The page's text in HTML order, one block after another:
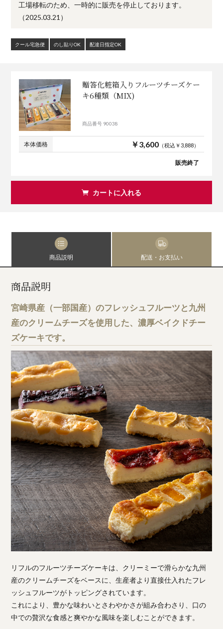
工場移転のため、一時的に販売を停止しております。
（2025.03.21）
クール宅急便 のし貼りOK 配達日指定OK
贈答化粧箱入りフルーツチーズケー
キ6種類（MIX)
商品番号 90038
本体価格 ￥3,600（税込￥3,888）
販売終了
カートに入れる
商品説明 配送・お支払い
商品説明
宮崎県産（一部国産）のフレッシュフルーツと九州
産のクリームチーズを使用した、濃厚ベイクドチー
ズケーキです。
リフルのフルーツチーズケーキは、クリーミーで滑らかな九州
産のクリームチーズをベースに、生産者より直接仕入れたフレ
ッシュフルーツがトッピングされています。
これにより、豊かな味わいとさわやかさが組み合わさり、口の
中での贅沢な食感と爽やかな風味を楽しむことができます。